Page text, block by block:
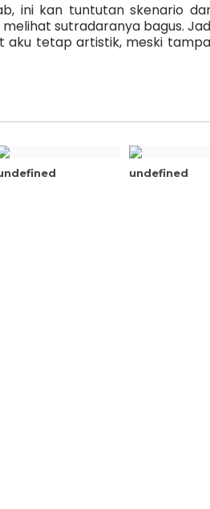
ini kan tuntutan skenario
sutradaranya bagus.
tetap artistik, meski
undefined